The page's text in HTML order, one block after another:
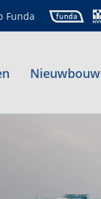
Funda
Nieuwbouw